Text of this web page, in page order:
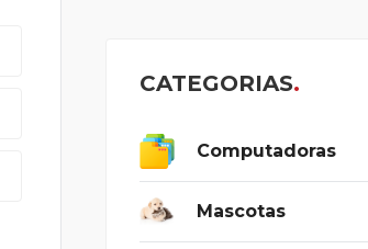
CATEGORIAS
Computadoras
Mascotas